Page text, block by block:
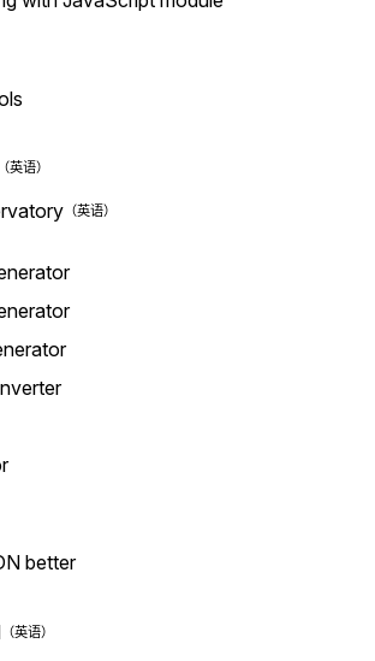
better